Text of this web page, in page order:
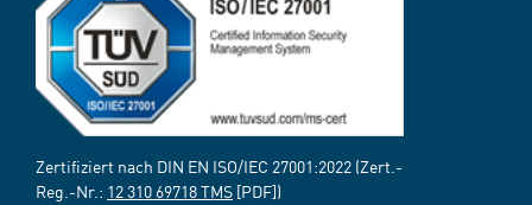
Zertifiziert nach DIN EN ISO/IEC 27001:2022 (Zert.-
Reg.-Nr.: 12 310 69718 TMS [PDF])